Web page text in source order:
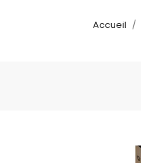
Accueil